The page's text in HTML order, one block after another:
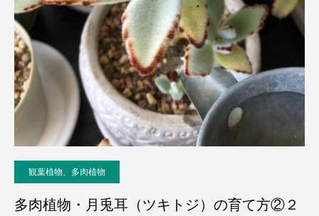
観葉植物、多肉植物
多肉植物・月兎耳（ツキトジ）の育て方②２